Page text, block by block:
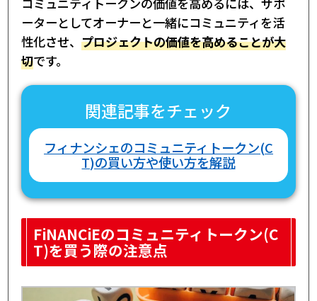
ーターとしてオーナーと一緒にコミュニティを活
性化させ、 プロジェクトの価値を高めることが大
切です。
関連記事をチェック
フィナンシェのコミュニティトークン(C
T)の買い方や使い方を解説
FiNANCiEのコミュニティトークン(C
T)を買う際の注意点